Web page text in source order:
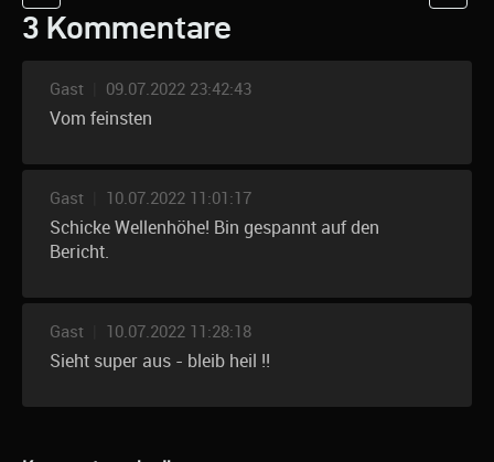
3 Kommentare
Gast 09.07.2022 23:42:43
Vom feinsten
Gast 10.07.2022 11:01:17
Schicke Wellenhöhe! Bin gespannt auf den
Bericht.
Gast 10.07.2022 11:28:18
Sieht super aus - bleib heil !!